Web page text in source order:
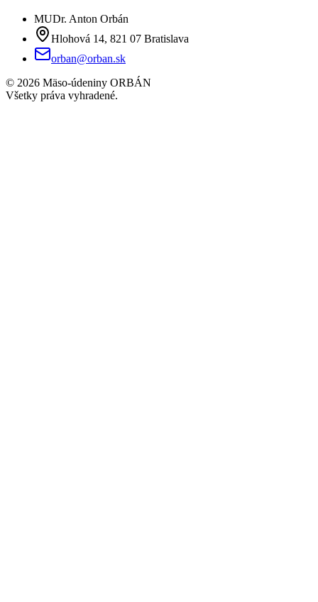
MUDr. Anton Orbán
Hlohová 14, 821 07 Bratislava
orban@orban.sk
© 2026 Mäso-údeniny ORBÁN
Všetky práva vyhradené.